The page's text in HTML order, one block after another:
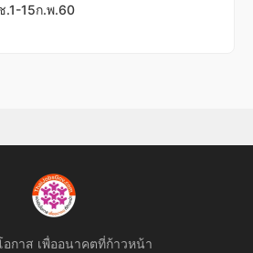
15ก.พ.60
กาส เพื่ออนาคตที่ก้าวหน้า